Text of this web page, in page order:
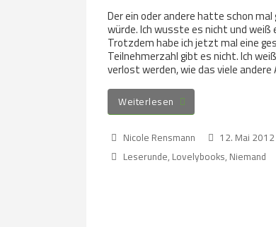
Der ein oder andere hatte schon
würde. Ich wusste es nicht und weiß
Trotzdem habe ich jetzt mal eine
Teilnehmerzahl gibt es nicht. Ich
verlost werden, wie das viele
Weiterlesen
Nicole Rensmann 12. Mai 2012
Leserunde, Lovelybooks, Niemand